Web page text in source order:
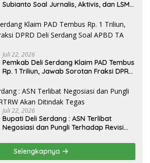
Subianto Soal Jurnalis, Aktivis, dan LSM
Omon Demokrasi hingga Anti Kritik!”
Juli 22, 2026
Pemkab Deli Serdang Klaim PAD Tembus
Rp. 1 Triliun, Jawab Sorotan Fraksi DPRD
Juli 22, 2026
Bupati Deli Serdang : ASN Terlibat
Negosiasi dan Pungli Terhadap Revisi
Selengkapnya